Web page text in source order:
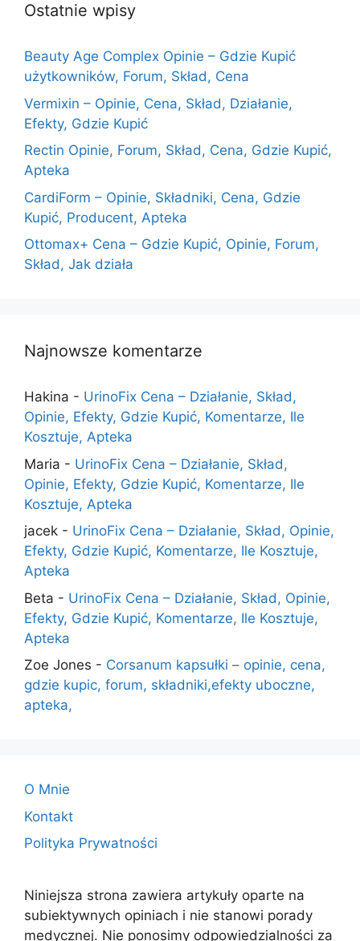
Ostatnie wpisy
Beauty Age Сomplex Opinie – Gdzie Kupić
użytkowników, Forum, Skład, Cena
Vermixin – Opinie, Cena, Skład, Działanie,
Efekty, Gdzie Kupić
Rectin Opinie, Forum, Skład, Cena, Gdzie Kupić,
Apteka
CardiForm – Opinie, Składniki, Cena, Gdzie
Kupić, Producent, Apteka
Ottomax+ Cena – Gdzie Kupić, Opinie, Forum,
Skład, Jak działa
Najnowsze komentarze
Hakina - UrinoFix Cena – Działanie, Skład,
Opinie, Efekty, Gdzie Kupić, Komentarze, Ile
Kosztuje, Apteka
Maria - UrinoFix Cena – Działanie, Skład,
Opinie, Efekty, Gdzie Kupić, Komentarze, Ile
Kosztuje, Apteka
jacek - UrinoFix Cena – Działanie, Skład, Opinie,
Efekty, Gdzie Kupić, Komentarze, Ile Kosztuje,
Apteka
Beta - UrinoFix Cena – Działanie, Skład, Opinie,
Efekty, Gdzie Kupić, Komentarze, Ile Kosztuje,
Apteka
Zoe Jones - Corsanum kapsułki – opinie, cena,
gdzie kupic, forum, składniki,efekty uboczne,
apteka,
O Mnie
Kontakt
Polityka Prywatności
Niniejsza strona zawiera artykuły oparte na
subiektywnych opiniach i nie stanowi porady
medycznej. Nie ponosimy odpowiedzialności za